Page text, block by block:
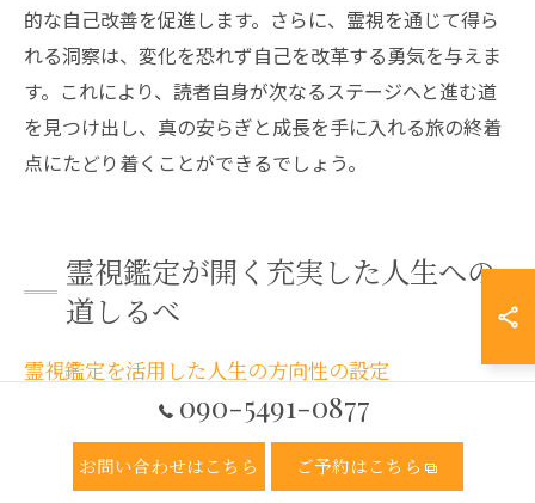
的な自己改善を促進します。さらに、霊視を通じて得ら
れる洞察は、変化を恐れず自己を改革する勇気を与えま
す。これにより、読者自身が次なるステージへと進む道
を見つけ出し、真の安らぎと成長を手に入れる旅の終着
点にたどり着くことができるでしょう。
霊視鑑定が開く充実した人生への
道しるべ
霊視鑑定を活用した人生の方向性の設定
霊視鑑定は、人生の方向性を見直すための強力なツール
です。私たちは日常の忙しさの中で、自分の進むべき道
を見失うことがよくあります。そんな時、霊視鑑定は潜
090-5491-0877
お問い合わせはこちら ご予約はこちら